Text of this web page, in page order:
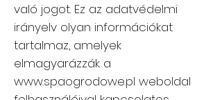
való jogot. Ez az adatvédelmi
irányelv olyan információkat
tartalmaz, amelyek
elmagyarázzák a
www.spaogrodowe.pl weboldal